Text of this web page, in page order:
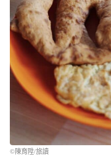
©陳育陞/旅讀